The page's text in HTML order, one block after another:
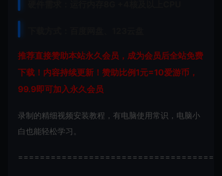
推荐直接赞助本站永久会员，成为会员后全站免费
下载！内容持续更新！赞助比例1元=10爱游币，
99.9即可加入永久会员
录制的精细视频安装教程，有电脑使用常识，电脑小
白也能轻松学习。